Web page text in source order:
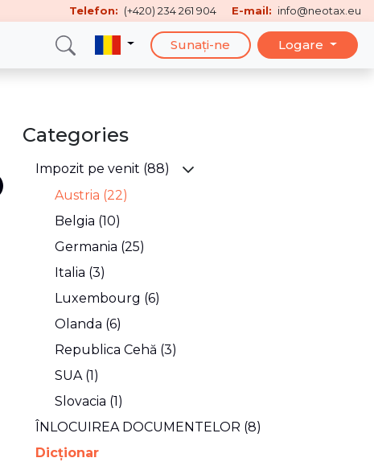
Telefon: (+420) 234 261 904 E-mail: info@neotax.eu
Sunați-ne Logare
Categories
Impozit pe venit (88)
Austria (22)
Belgia (10)
Germania (25)
Italia (3)
Luxembourg (6)
Olanda (6)
Republica Cehă (3)
SUA (1)
Slovacia (1)
ÎNLOCUIREA DOCUMENTELOR (8)
Dicţionar